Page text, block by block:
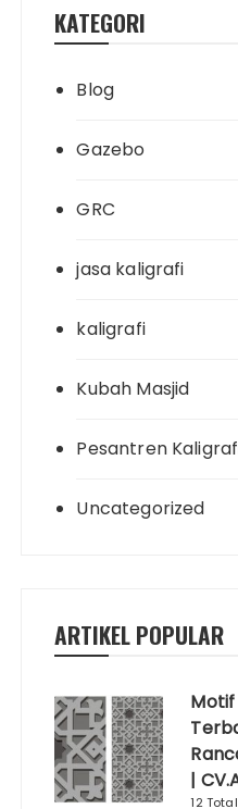
KATEGORI
Blog
Gazebo
GRC
jasa kaligrafi
kaligrafi
Kubah Masjid
Pesantren
Uncategorized
ARTIKEL POPULAR
Motif
|
12